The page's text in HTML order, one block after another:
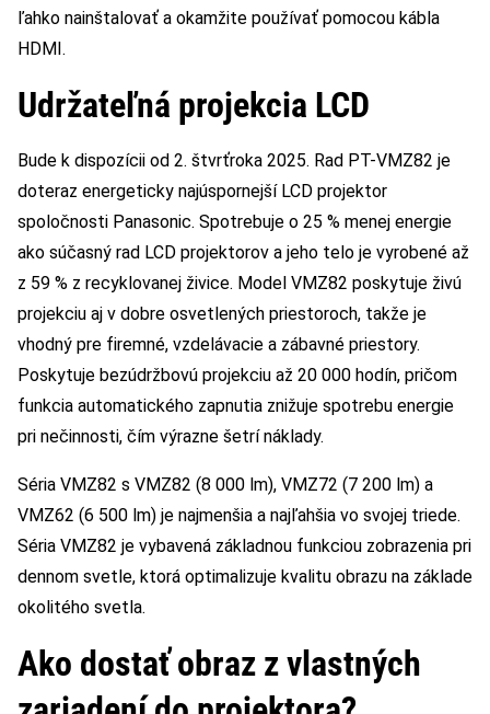
ľahko nainštalovať a okamžite používať pomocou kábla
HDMI.
Udržateľná projekcia LCD
Bude k dispozícii od 2. štvrťroka 2025. Rad PT-VMZ82 je
doteraz energeticky najúspornejší LCD projektor
spoločnosti Panasonic. Spotrebuje o 25 % menej energie
ako súčasný rad LCD projektorov a jeho telo je vyrobené až
z 59 % z recyklovanej živice. Model VMZ82 poskytuje živú
projekciu aj v dobre osvetlených priestoroch, takže je
vhodný pre firemné, vzdelávacie a zábavné priestory.
Poskytuje bezúdržbovú projekciu až 20 000 hodín, pričom
funkcia automatického zapnutia znižuje spotrebu energie
pri nečinnosti, čím výrazne šetrí náklady.
Séria VMZ82 s VMZ82 (8 000 lm), VMZ72 (7 200 lm) a
VMZ62 (6 500 lm) je najmenšia a najľahšia vo svojej triede.
Séria VMZ82 je vybavená základnou funkciou zobrazenia pri
dennom svetle, ktorá optimalizuje kvalitu obrazu na základe
okolitého svetla.
Ako dostať obraz z vlastných